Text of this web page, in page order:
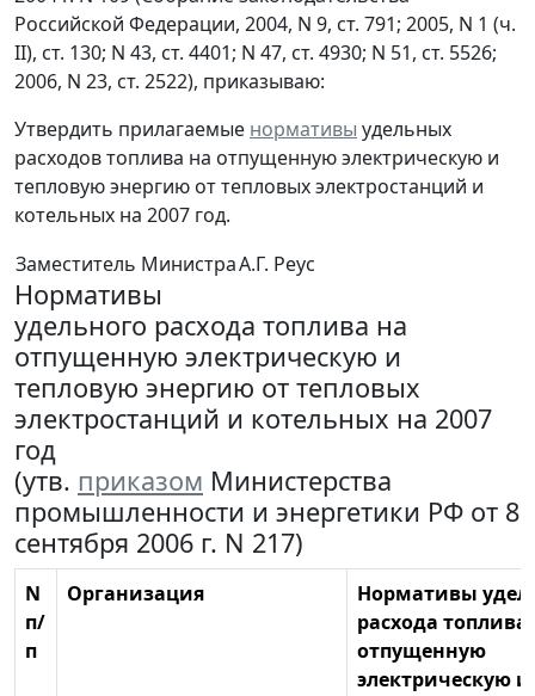
Российской Федерации, 2004, N 9, ст. 791; 2005, N 1 (ч.
II), ст. 130; N 43, ст. 4401; N 47, ст. 4930; N 51, ст. 5526;
2006, N 23, ст. 2522), приказываю:
Утвердить прилагаемые нормативы удельных
расходов топлива на отпущенную электрическую и
тепловую энергию от тепловых электростанций и
котельных на 2007 год.
Заместитель МинистраА.Г. Реус
Нормативы
удельного расхода топлива на
отпущенную электрическую и
тепловую энергию от тепловых
электростанций и котельных на 2007
год
(утв. приказом Министерства
промышленности и энергетики РФ от 8
сентября 2006 г. N 217)
N
п/
п
Организация
Нормативы
расхода топлива
отпущенную
электрическую и